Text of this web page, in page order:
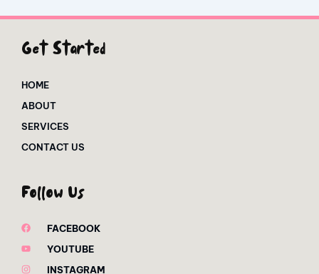
Get Started
HOME
ABOUT
SERVICES
CONTACT US
Follow Us
FACEBOOK
YOUTUBE
INSTAGRAM